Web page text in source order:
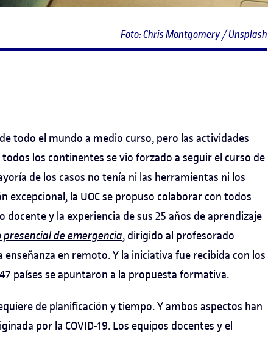
Foto: Chris Montgomery / Unsplash
todo el mundo a medio curso, pero las actividades
los continentes se vio forzado a seguir el curso de
de los casos no tenía ni las herramientas ni los
excepcional, la UOC se propuso colaborar con todos
y la experiencia de sus 25 años de aprendizaje
presencial de emergencia, dirigido al profesorado
en remoto. Y la iniciativa fue recibida con los
países se apuntaron a la propuesta formativa.
de planificación y tiempo. Y ambos aspectos han
por la COVID-19. Los equipos docentes y el